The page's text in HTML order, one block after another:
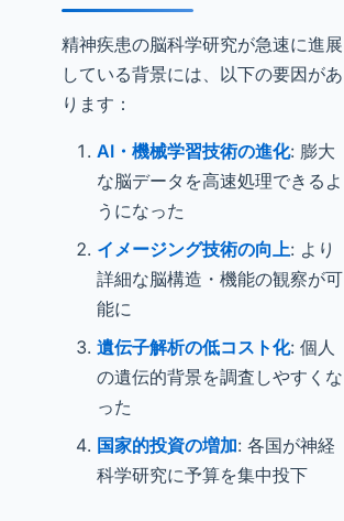
精神疾患の脳科学研究が急速に進展
している背景には、以下の要因があ
ります：
AI・機械学習技術の進化: 膨大
な脳データを高速処理できるよ
うになった
イメージング技術の向上: より
詳細な脳構造・機能の観察が可
能に
遺伝子解析の低コスト化: 個人
の遺伝的背景を調査しやすくな
った
国家的投資の増加: 各国が神経
科学研究に予算を集中投下